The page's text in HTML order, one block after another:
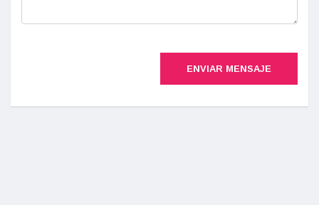
ENVIAR MENSAJE